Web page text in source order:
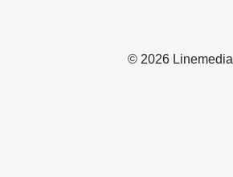
© 2026 Linemedia